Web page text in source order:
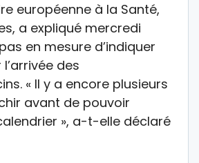
européenne à la Santé,
a expliqué mercredi
en mesure d’indiquer
des
« Il y a encore plusieurs
avant de pouvoir
», a-t-elle déclaré